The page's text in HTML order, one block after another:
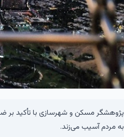
پژوهشگر مسکن و شهرسازی با تأکید بر
به مردم آسیب می‌زند.